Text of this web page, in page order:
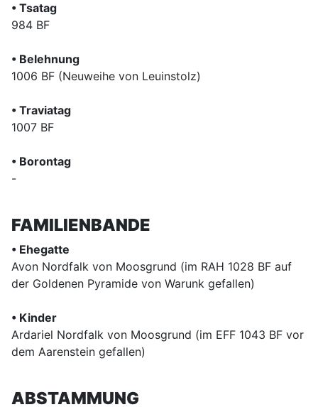
• Tsatag
984 BF
• Belehnung
1006 BF (Neuweihe von Leuinstolz)
• Traviatag
1007 BF
• Borontag
-
FAMILIENBANDE
• Ehegatte
Avon Nordfalk von Moosgrund (im RAH 1028 BF auf
der Goldenen Pyramide von Warunk gefallen)
• Kinder
Ardariel Nordfalk von Moosgrund (im EFF 1043 BF vor
dem Aarenstein gefallen)
ABSTAMMUNG